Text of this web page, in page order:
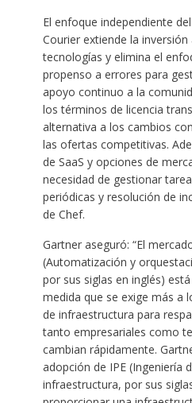
El enfoque independiente
Courier extiende la
tecnologías y elimina el
propenso a errores para
apoyo continuo a la
los términos de licencia
alternativa a los cambios
las ofertas competitivas.
de SaaS y opciones de
necesidad de gestionar
periódicas y resolución de
de Chef.
Gartner aseguró: “El
(Automatización y
por sus siglas en inglés)
medida que se exige más a
de infraestructura para
tanto empresariales como
cambian rápidamente.
adopción de IPE (Ingeniería
infraestructura, por sus